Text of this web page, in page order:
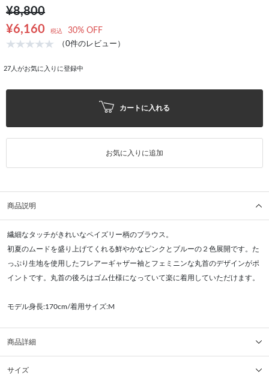
¥8,800
¥6,160
税込 30% OFF
（0件のレビュー）
27 人がお気に入りに登録中
カートに入れる
お気に入りに追加
商品説明
繊細なタッチがきれいなペイズリー柄のブラウス。
初夏のムードを盛り上げてくれる鮮やかなピンクとブルーの２色展開です。た
っぷり生地を使用したフレアーギャザー袖とフェミニンな丸首のデザインがポ
イントです。丸首の後ろはゴム仕様になっていて楽に着用していただけます。
モデル身長:170cm/着用サイズ:M
商品詳細
サイズ